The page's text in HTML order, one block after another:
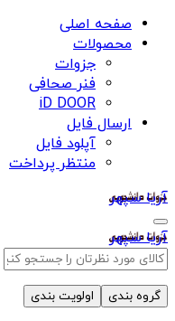
صفحه اصلی
محصولات
جزوات
فنر صحافی
iD DOOR
ارسال فایل
آپلود فایل
منتظر پرداخت
آریا سپهر
آریا سپهر
گروه بندی اولویت بندی